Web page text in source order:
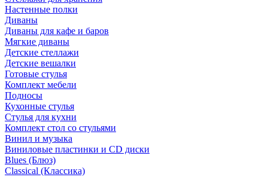
Настенные полки
Диваны
Диваны для кафе и баров
Мягкие диваны
Детские стеллажи
Детские вешалки
Готовые стулья
Комплект мебели
Подносы
Кухонные стулья
Стулья для кухни
Комплект стол со стульями
Винил и музыка
Виниловые пластинки и CD диски
Blues (Блюз)
Classical (Классика)